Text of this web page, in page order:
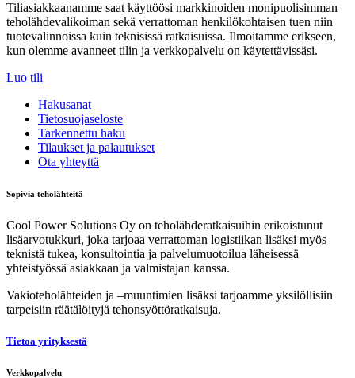
Tiliasiakkaanamme saat käyttöösi markkinoiden monipuolisimman
teholähdevalikoiman sekä verrattoman henkilökohtaisen tuen niin
tuotevalinnoissa kuin teknisissä ratkaisuissa. Ilmoitamme erikseen,
kun olemme avanneet tilin ja verkkopalvelu on käytettävissäsi.
Luo tili
Hakusanat
Tietosuojaseloste
Tarkennettu haku
Tilaukset ja palautukset
Ota yhteyttä
Sopivia teholähteitä
Cool Power Solutions Oy on teholähderatkaisuihin erikoistunut
lisäarvotukkuri, joka tarjoaa verrattoman logistiikan lisäksi myös
teknistä tukea, konsultointia ja palvelumuotoilua läheisessä
yhteistyössä asiakkaan ja valmistajan kanssa.
Vakioteholähteiden ja –muuntimien lisäksi tarjoamme yksilöllisiin
tarpeisiin räätälöityjä tehonsyöttöratkaisuja.
Tietoa yrityksestä
Verkkopalvelu